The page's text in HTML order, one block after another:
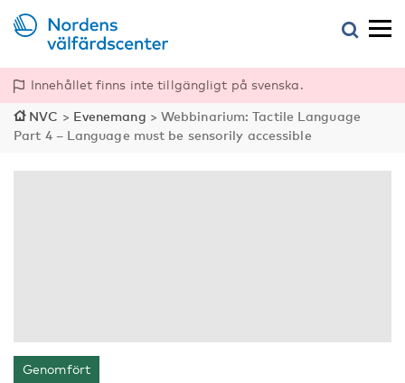
Innehållet finns inte tillgängligt på svenska.
NVC > Evenemang > Webbinarium: Tactile Language
Part 4 – Language must be sensorily accessible
Genomfört